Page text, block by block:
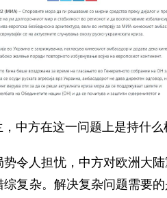
中方在这一问题上是持什么
令人担忧，中方对欧洲大
复杂。解决复杂问题需要